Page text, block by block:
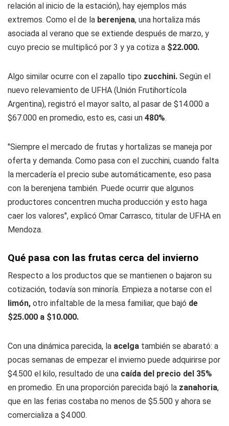
relación al inicio de la estación), hay ejemplos más
extremos. Como el de la berenjena, una hortaliza más
asociada al verano que se extiende después de marzo, y
cuyo precio se multiplicó por 3 y ya cotiza a $22.000.
Algo similar ocurre con el zapallo tipo zucchini. Según el
nuevo relevamiento de UFHA (Unión Frutihortícola
Argentina), registró el mayor salto, al pasar de $14.000 a
$67.000 en promedio, esto es, casi un 480%.
"Siempre el mercado de frutas y hortalizas se maneja por
oferta y demanda. Como pasa con el zucchini, cuando falta
la mercadería el precio sube automáticamente, eso pasa
con la berenjena también. Puede ocurrir que algunos
productores concentren mucha producción y esto haga
caer los valores", explicó Omar Carrasco, titular de UFHA en
Mendoza.
Qué pasa con las frutas cerca del invierno
Respecto a los productos que se mantienen o bajaron su
cotización, todavía son minoría. Empieza a notarse con el
limón, otro infaltable de la mesa familiar, que bajó de
$25.000 a $10.000.
Con una dinámica parecida, la acelga también se abarató: a
pocas semanas de empezar el invierno puede adquirirse por
$4.500 el kilo, resultado de una caída del precio del 35%
en promedio. En una proporción parecida bajó la zanahoria,
que en las ferias costaba no menos de $5.500 y ahora se
comercializa a $4.000.